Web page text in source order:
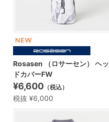
Rosasen （ロサーセン） ヘッ
ドカバーFW
¥6,600 （税込）
税抜 ¥6,000